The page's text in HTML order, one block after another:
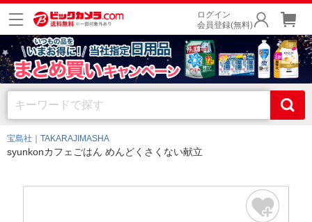
ログイン
会員登録(無料)
宝島社｜TAKARAJIMASHA
syunkonカフェごはん めんどくさくない献立